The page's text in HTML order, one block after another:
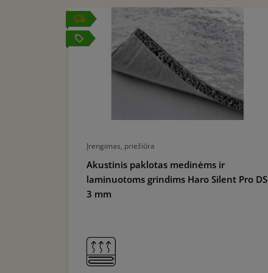
Įrengimas, priežiūra
Akustinis paklotas medinėms ir
laminuotoms grindims Haro Silent Pro DS
3 mm
local_offer